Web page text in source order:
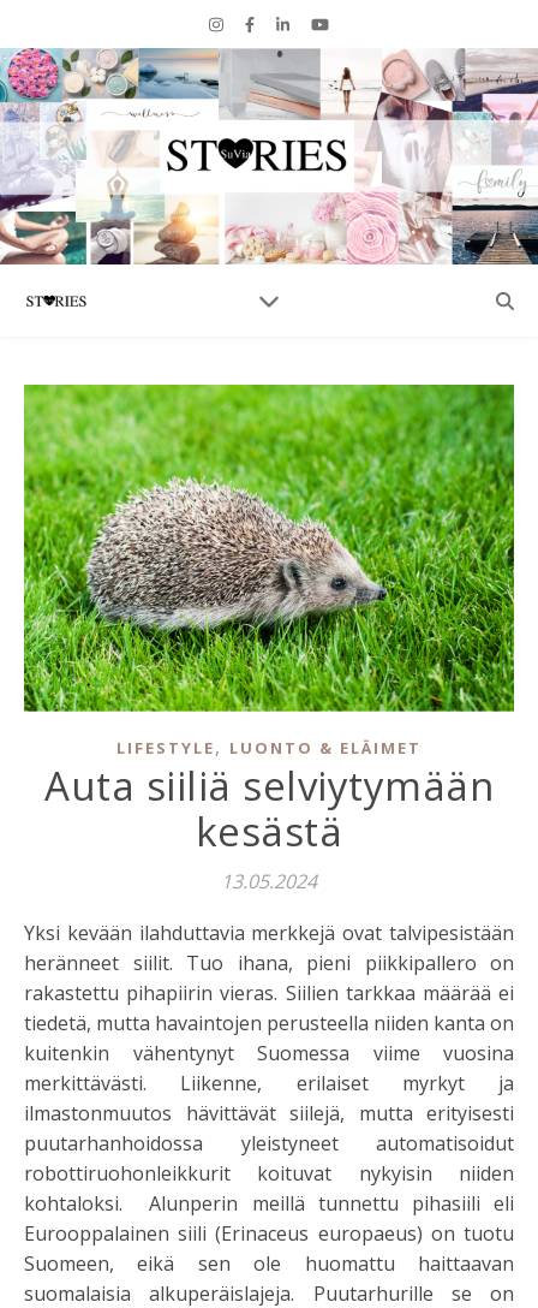
LIFESTYLE, LUONTO & ELÄIMET
Auta siiliä selviytymään
kesästä
13.05.2024
Yksi kevään ilahduttavia merkkejä ovat talvipesistään
heränneet siilit. Tuo ihana, pieni piikkipallero on
rakastettu pihapiirin vieras. Siilien tarkkaa määrää ei
tiedetä, mutta havaintojen perusteella niiden kanta on
kuitenkin vähentynyt Suomessa viime vuosina
merkittävästi. Liikenne, erilaiset myrkyt ja
ilmastonmuutos hävittävät siilejä, mutta erityisesti
puutarhanhoidossa yleistyneet automatisoidut
robottiruohonleikkurit koituvat nykyisin niiden
kohtaloksi. Alunperin meillä tunnettu pihasiili eli
Eurooppalainen siili (Erinaceus europaeus) on tuotu
Suomeen, eikä sen ole huomattu haittaavan
suomalaisia alkuperäislajeja. Puutarhurille se on